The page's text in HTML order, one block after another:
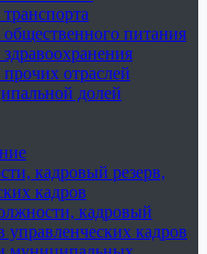
питания
отраслей
долей
кадровый резерв,
кадров
кадровый
управленческих кадров